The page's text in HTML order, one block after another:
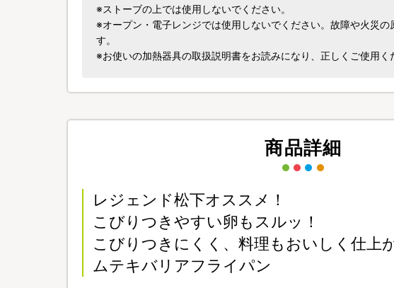
※ストーブの上では使用しないでください。
※オープン・電子レンジでは使用しないでください。故障や火災の
す。
※お使いの加熱器具の取扱説明書をお読みになり、正しくご使用く
商品詳細
レジェンド松下オススメ！
こびりつきやすい卵もスルッ！
こびりつきにくく、料理もおいしく仕上
ムテキバリアフライパン